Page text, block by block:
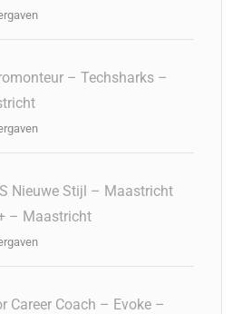
– Techsharks –
Nieuwe Stijl – Maastricht
– Maastricht
Career Coach – Evoke –